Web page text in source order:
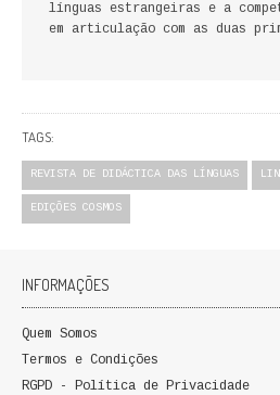
PROMOÇÕES
CONTACTOS
línguas estrangeiras e a
em articulação com as duas
TAGS:
REVISTA DE DIDÁCTICA DAS LÍNGUAS
EDIÇÕES COSMOS
INFORMAÇÕES
Quem Somos
Termos e Condições
RGPD - Política de Privacidade